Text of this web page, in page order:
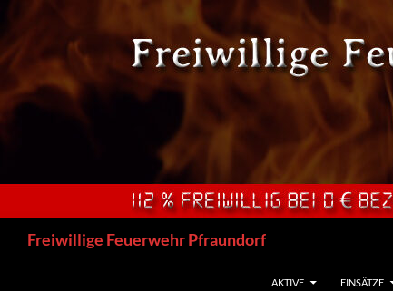
springen
Freiwillige Feuerwehr Pfraundorf
AKTIVE EINSÄTZE